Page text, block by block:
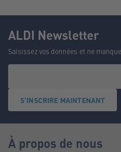
ALDI Newsletter
Saisissez vos données et ne
S'INSCRIRE MAINTENANT
À propos de nous